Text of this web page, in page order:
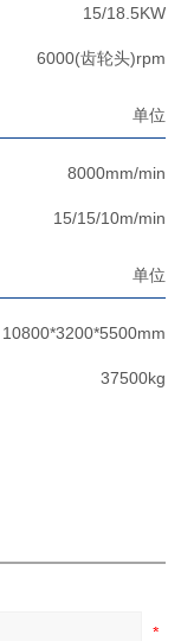
15/18.5KW
6000(齿轮头)rpm
单位
8000mm/min
15/15/10m/min
单位
10800*3200*5500mm
37500kg